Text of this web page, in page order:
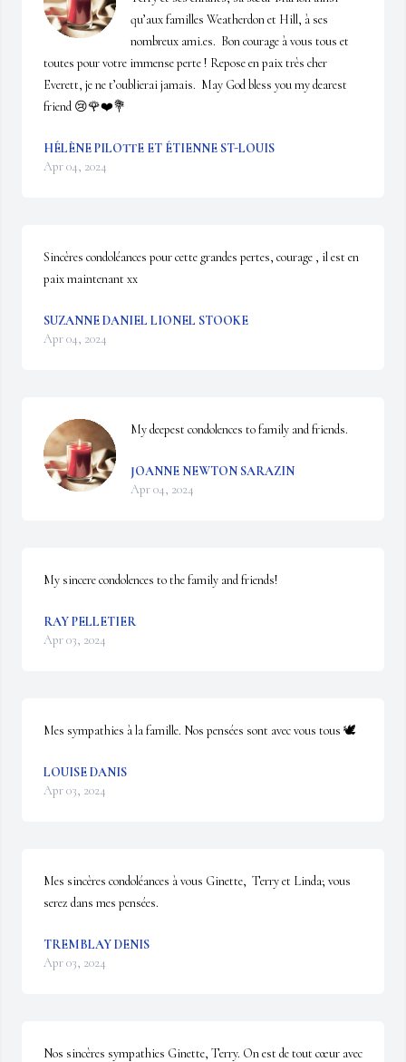
qu’aux familles Weatherdon et Hill, à ses
nombreux ami.es.  Bon courage à vous tous et
toutes pour votre immense perte ! Repose en paix très cher
Everett, je ne t’oublierai jamais.  May God bless you my dearest
friend 😢🌹❤️💐
HÉLÈNE PILOTTE ET ÉTIENNE ST-LOUIS
Apr 04, 2024
Sincères condoléances pour cette grandes pertes, courage , il est en
paix maintenant xx
SUZANNE DANIEL LIONEL STOOKE
Apr 04, 2024
My deepest condolences to family and friends.
JOANNE NEWTON SARAZIN
Apr 04, 2024
My sincere condolences to the family and friends!
RAY PELLETIER
Apr 03, 2024
Mes sympathies à la famille. Nos pensées sont avec vous tous 🕊️
LOUISE DANIS
Apr 03, 2024
Mes sincères condoléances à vous Ginette,  Terry et Linda; vous
serez dans mes pensées.
TREMBLAY DENIS
Apr 03, 2024
Nos sincères sympathies Ginette, Terry. On est de tout cœur avec